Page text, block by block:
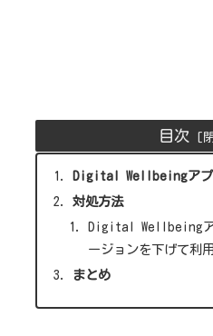
目次
Digital Wellbeingアプ
対処方法
Digital Wellbeingア
ージョンを下げて利
まとめ